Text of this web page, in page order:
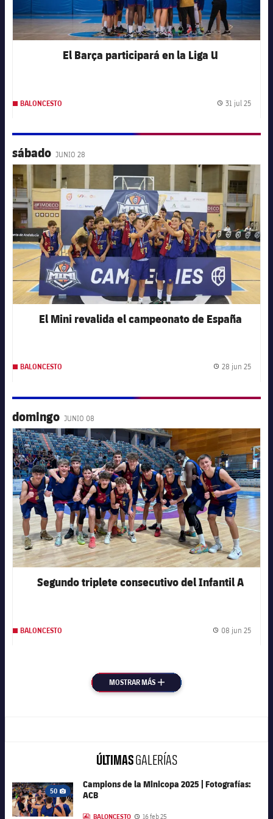
El Barça participará en la Liga U
BALONCESTO Fecha
31 jul 25
sábado JUNIO 28
FC Barcelona club badge
El Mini revalida el campeonato de España
BALONCESTO Fecha
28 jun 25
domingo JUNIO 08
FC Barcelona club badge
Segundo triplete consecutivo del Infantil A
BALONCESTO Fecha
08 jun 25
MOSTRAR MÁS MÁS
ÚLTIMASGALERÍAS
FC Barcelona club badge
50
Icono de cámara
Campions de la Minicopa 2025 | Fotografías:
ACB
BALONCESTO 16 feb 25